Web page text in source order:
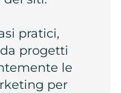
pratici,
progetti
le
per